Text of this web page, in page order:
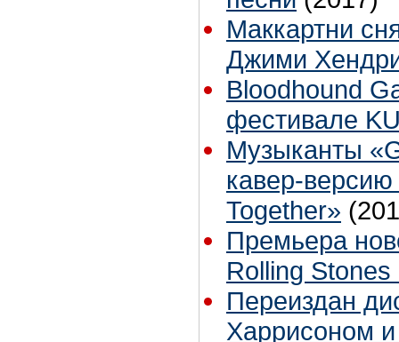
Маккартни
Джими
Bloodhound
фестивале
Музыканты
кавер-
Together»
Премьера
Rolling
Переиздан
Харрисоном